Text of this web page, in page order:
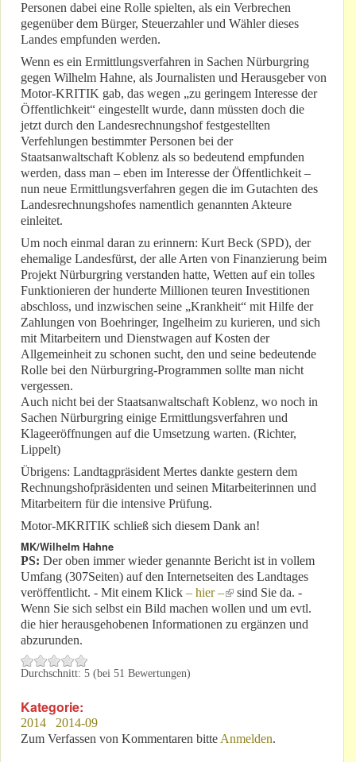
Personen dabei eine Rolle spielten, als ein Verbrechen
gegenüber dem Bürger, Steuerzahler und Wähler dieses
Landes empfunden werden.
Wenn es ein Ermittlungsverfahren in Sachen Nürburgring
gegen Wilhelm Hahne, als Journalisten und Herausgeber von
Motor-KRITIK gab, das wegen „zu geringem Interesse der
Öffentlichkeit“ eingestellt wurde, dann müssten doch die
jetzt durch den Landesrechnungshof festgestellten
Verfehlungen bestimmter Personen bei der
Staatsanwaltschaft Koblenz als so bedeutend empfunden
werden, dass man – eben im Interesse der Öffentlichkeit –
nun neue Ermittlungsverfahren gegen die im Gutachten des
Landesrechnungshofes namentlich genannten Akteure
einleitet.
Um noch einmal daran zu erinnern: Kurt Beck (SPD), der
ehemalige Landesfürst, der alle Arten von Finanzierung beim
Projekt Nürburgring verstanden hatte, Wetten auf ein tolles
Funktionieren der hunderte Millionen teuren Investitionen
abschloss, und inzwischen seine „Krankheit“ mit Hilfe der
Zahlungen von Boehringer, Ingelheim zu kurieren, und sich
mit Mitarbeitern und Dienstwagen auf Kosten der
Allgemeinheit zu schonen sucht, den und seine bedeutende
Rolle bei den Nürburgring-Programmen sollte man nicht
vergessen.
Auch nicht bei der Staatsanwaltschaft Koblenz, wo noch in
Sachen Nürburgring einige Ermittlungsverfahren und
Klageeröffnungen auf die Umsetzung warten. (Richter,
Lippelt)
Übrigens: Landtagpräsident Mertes dankte gestern dem
Rechnungshofpräsidenten und seinen Mitarbeiterinnen und
Mitarbeitern für die intensive Prüfung.
Motor-MKRITIK schließ sich diesem Dank an!
MK/Wilhelm Hahne
PS: Der oben immer wieder genannte Bericht ist in vollem
Umfang (307Seiten) auf den Internetseiten des Landtages
veröffentlicht. - Mit einem Klick – hier –(link is external)
sind Sie da. -
Wenn Sie sich selbst ein Bild machen wollen und um evtl.
die hier herausgehobenen Informationen zu ergänzen und
abzurunden.
Durchschnitt: 5 (bei 51 Bewertungen)
Kategorie:
2014
2014-09
Zum Verfassen von Kommentaren bitte Anmelden.